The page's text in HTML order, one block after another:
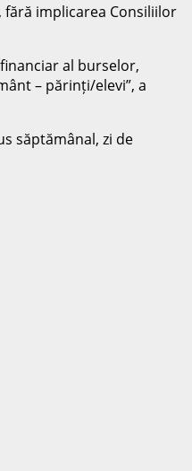
implicarea Consiliilor
al burselor,
– părinți/elevi”, a
săptămânal, zi de